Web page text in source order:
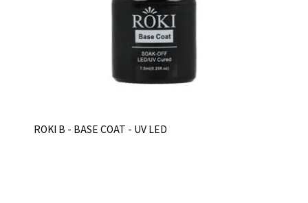
ROKI B - BASE COAT - UV LED